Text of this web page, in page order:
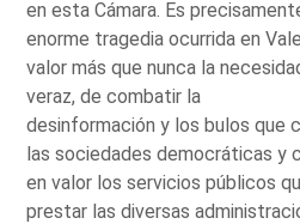
en esta Cámara. Es
enorme tragedia ocurrida en
valor más que nunca la
veraz, de combatir la
desinformación y los bulos que
las sociedades democráticas y
en valor los servicios públicos
prestar las diversas